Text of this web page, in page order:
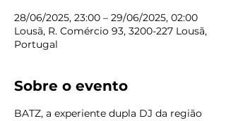
28/06/2025, 23:00 – 29/06/2025, 02:00
Lousã, R. Comércio 93, 3200-227 Lousã,
Portugal
Sobre o evento
BATZ, a experiente dupla DJ da região